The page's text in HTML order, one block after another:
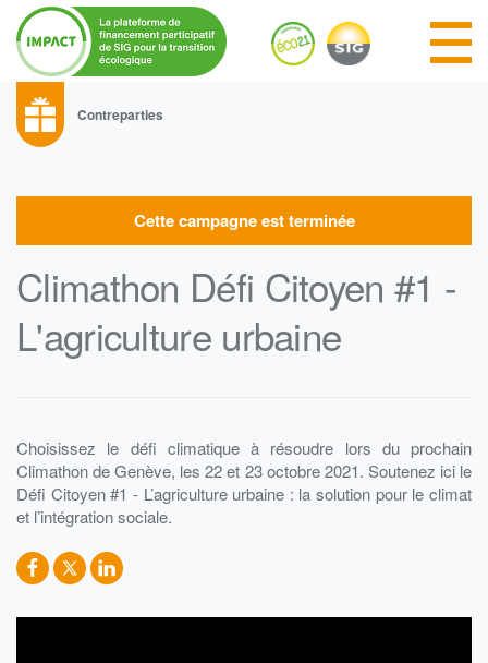
Contreparties
Cette campagne est terminée
Climathon Défi Citoyen #1 -
L'agriculture urbaine
Choisissez le défi climatique à résoudre lors du prochain
Climathon de Genève, les 22 et 23 octobre 2021. Soutenez ici le
Défi Citoyen #1 - L’agriculture urbaine : la solution pour le climat
et l’intégration sociale.